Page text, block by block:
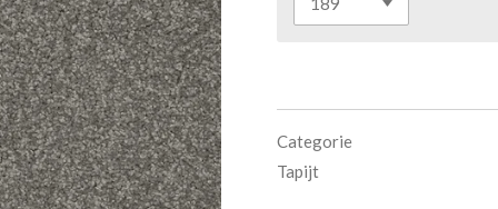
Categorie
Tapijt